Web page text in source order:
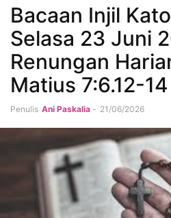
Bacaan Injil
Selasa 23 Juni
Renungan
Matius 7:6.12-14
Penulis Ani Paskalia - 21/06/2026